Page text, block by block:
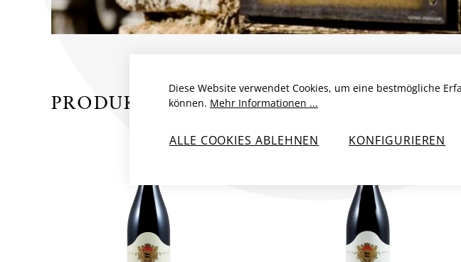
PRODUKTE VON DOMAINE HUBERT &
Diese Website verwendet Cookies, um eine bestmögliche
können. Mehr Informationen ...
ALLE COOKIES ABLEHNEN KONFIGURIEREN